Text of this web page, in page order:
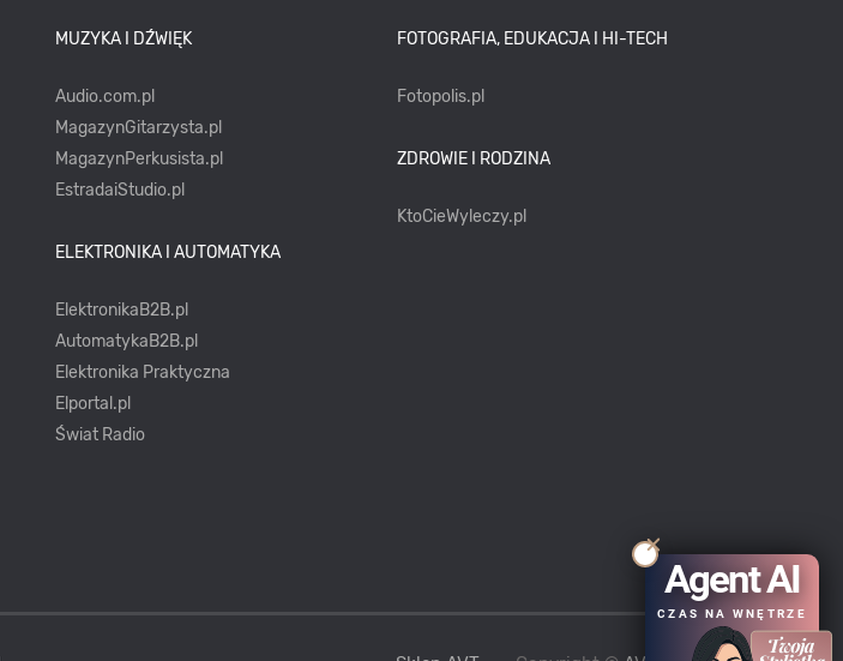
MUZYKA I DŹWIĘK
Audio.com.pl
MagazynGitarzysta.pl
MagazynPerkusista.pl
EstradaiStudio.pl
ELEKTRONIKA I AUTOMATYKA
ElektronikaB2B.pl
AutomatykaB2B.pl
Elektronika Praktyczna
Elportal.pl
Świat Radio
FOTOGRAFIA, EDUKACJA I HI-TECH
Fotopolis.pl
ZDROWIE I RODZINA
KtoCieWyleczy.pl
Agent AI
CZAS NA WNĘTRZE